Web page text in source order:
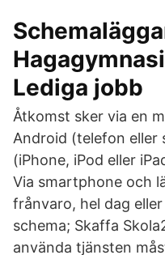
Lediga jobb
Åtkomst sker via en
Android (telefon eller
(iPhone, iPod eller
Via smartphone och
frånvaro, hel dag
schema; Skaffa
använda tjänsten